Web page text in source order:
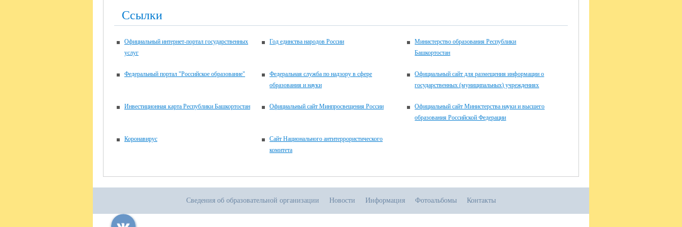
Русский язык
Экзамен по предметам на выбор
выпускника (кроме русского языка и
19 июня
Экзамен по предметам на выбор
математики)
программе, в 2026 году пройдет в единые
дни согласно графику:
21 мая 2026 года – по учебным предметам
Ссылки
Официальный интернет-портал государственных
услуг
Год единства народов России
Министерство образования Республики
Башкортостан
Федеральный портал "Российское образование"
Федеральная служба по надзору в сфере
образования и науки
Официальный сайт для размещения информации о
государственных (муниципальных) учреждениях
Инвестиционная карта Республики Башкортостан Официальный сайт Минпросвещения России
Официальный сайт Министерства науки и высшего
образования Российской Федерации
Коронавирус
Сайт Национального антитеррористического
комитета
Сведения об образовательной организации Новости Информация Фотоальбомы Контакты